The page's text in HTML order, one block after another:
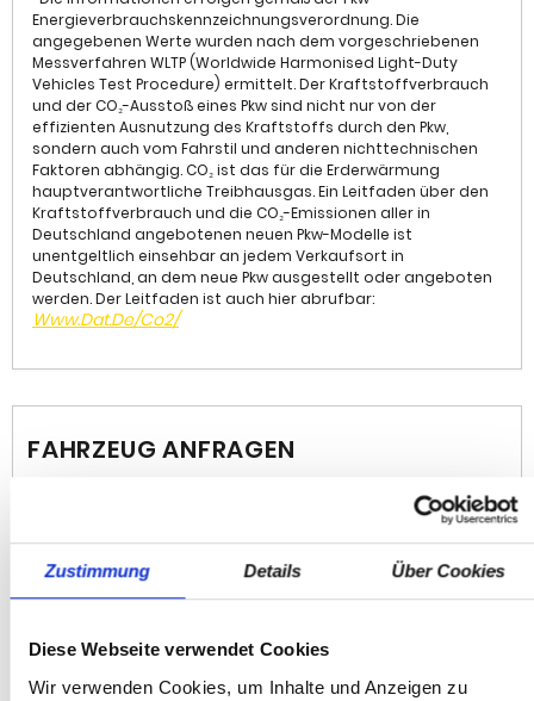
Zustimmung Details Über Cookies
Diese Webseite verwendet Cookies
Wir verwenden Cookies, um Inhalte und Anzeigen zu
System (ABS), Tagfahrlicht LED, Seitenairbag vorn, Kopf-
Airbag-System, Getriebe Automatik - mit Start-/Stop
(8-Stufen), Antriebsart: Frontantrieb, Bluetooth Audio-
Streaming, DAB-Tuner (Radioempfang digital),
Dachhimmel grau, Fernlichtassistent, Feststellbremse
elektrisch, Freisprechanlage Bluetooth,
Gepäck-/Laderaumboden doppelt, Keyless Entry,
Klimaautomatik, Mineraleffekt-Lackierung, Motor 1,2 Ltr.
- 96 kW, MP3-Schnittstelle für Mobiltelefon/Handy,
Müdigkeitserkennungs-Sensor, Opel Connect,
Smartphone Schnittstelle, Start/Stop-Anlage,
Totwinkel-Assistent, Verkehrszeichenerkennung,
Wärmeschutzverglasung, Winter-Paket
• Int.KnNr: W031815
Die im Inserat gemachten Angaben sind unverbindliche
Eigenschaften dar.
---- quality by dotzilla
Energieverbrauchskennzeichnungsverordnung. Die
angegebenen Werte wurden nach dem vorgeschriebenen
Messverfahren WLTP (Worldwide Harmonised Light-Duty
Vehicles Test Procedure) ermittelt. Der Kraftstoffverbrauch
und der CO₂-Ausstoß eines Pkw sind nicht nur von der
effizienten Ausnutzung des Kraftstoffs durch den Pkw,
sondern auch vom Fahrstil und anderen nichttechnischen
Faktoren abhängig. CO₂ ist das für die Erderwärmung
hauptverantwortliche Treibhausgas. Ein Leitfaden über den
Kraftstoffverbrauch und die CO₂-Emissionen aller in
Deutschland angebotenen neuen Pkw-Modelle ist
unentgeltlich einsehbar an jedem Verkaufsort in
Deutschland, an dem neue Pkw ausgestellt oder angeboten
werden. Der Leitfaden ist auch hier abrufbar:
Www.dat.de/co2/
FAHRZEUG ANFRAGEN
Standort
Auto & Service GmbH
Gablonzerstraße 9